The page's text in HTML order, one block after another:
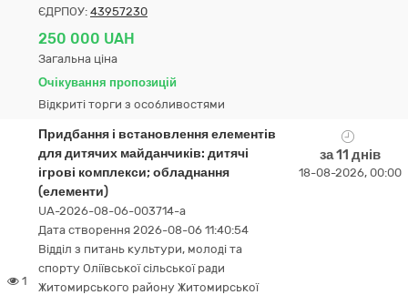
ЄДРПОУ: 43957230
250 000 UAH
Загальна ціна
Очікування пропозицій
Відкриті торги з особливостями
1
Придбання і встановлення елементів
для дитячих майданчиків: дитячі
ігрові комплекси; обладнання
(елементи)
UA-2026-08-06-003714-a
Дата створення 2026-08-06 11:40:54
Відділ з питань культури, молоді та
спорту Оліївської сільської ради
Житомирського району Житомирської
за 11 днів
18-08-2026, 00:00